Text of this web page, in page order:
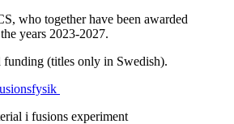
who together have been awarded
years 2023-2027.
funding (titles only in Swedish).
i fusions experiment